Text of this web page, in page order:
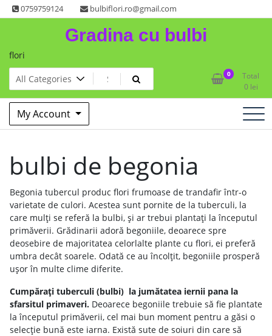
Skip
to
0759759124 bulbiflori.ro@gmail.com
Gradina cu bulbi
flori
0
Total
0 lei
My Account
bulbi de begonia
Begonia tubercul produc flori frumoase de trandafir într-o
varietate de culori. Acestea sunt pornite de la tuberculi, la
care mulți se referă la bulbi, și ar trebui plantați la începutul
primăverii. Grădinarii adoră begoniile, deoarece spre
deosebire de majoritatea celorlalte plante cu flori, ei preferă
umbra decât soarele. Odată ce au încolțit, begoniile prosperă
ușor în multe clime diferite.
Cumpărați tuberculi (bulbi) la jumătatea iernii pana la
sfarsitul primaveri. Deoarece begoniile trebuie să fie plantate
la începutul primăverii, cel mai bun moment pentru a găsi o
selecție bună este iarna. Există sute de soiuri din care să